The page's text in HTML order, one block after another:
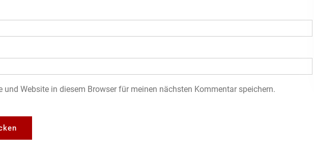
und Website in diesem Browser für meinen nächsten Kommentar speichern.